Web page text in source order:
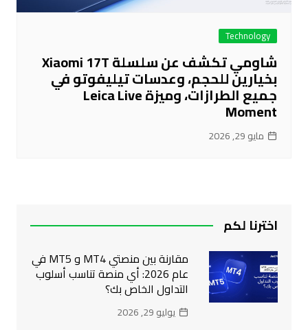
Technology
شاومي تكشف عن سلسلة Xiaomi 17T
بخيارين للحجم، وعدسات تيليفوتو في
جميع الطرازات، وميزة Leica Live
Moment
مايو 29, 2026
اخترنا لكم
مقارنة بين منصتي MT4 و MT5 في
عام 2026: أي منصة تناسب أسلوب
التداول الخاص بك؟
يوليو 29, 2026